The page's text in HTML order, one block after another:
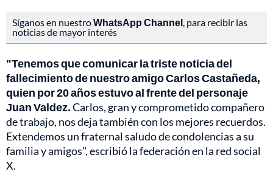
Síganos en nuestroWhatsApp Channel, para recibir las
noticias de mayor interés
"Tenemos que comunicar la triste noticia del
fallecimiento de nuestro amigo Carlos Castañeda,
quien por 20 años estuvo al frente del personaje
Juan Valdez.Carlos, gran y comprometido compañero
de trabajo, nos deja también con los mejores recuerdos.
Extendemos un fraternal saludo de condolencias a su
familia y amigos", escribió la federación en la red social
X.